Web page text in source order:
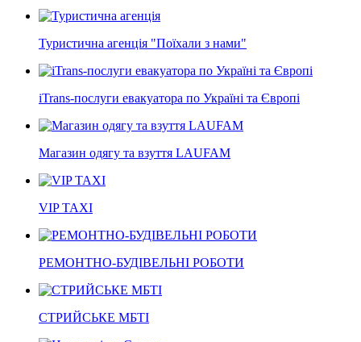
Туристична агенція "Поїхали з нами"
iTrans-послуги евакуатора по Україні та Європі
Магазин одягу та взуття LAUFAM
VIP TAXI
РЕМОНТНО-БУДІВЕЛЬНІ РОБОТИ
СТРИЙСЬКЕ МБТІ